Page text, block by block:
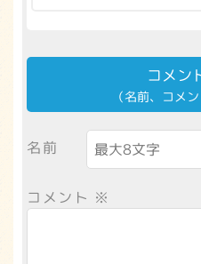
コメン
（名前、コメ
名前
コメント ※